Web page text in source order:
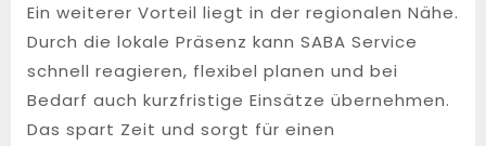
Ein weiterer Vorteil liegt in der regionalen Nähe.
Durch die lokale Präsenz kann SABA Service
schnell reagieren, flexibel planen und bei
Bedarf auch kurzfristige Einsätze übernehmen.
Das spart Zeit und sorgt für einen